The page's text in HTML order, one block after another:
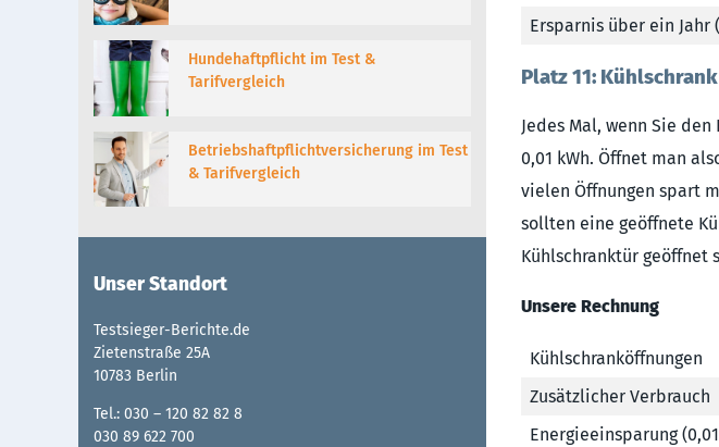
Ersparnis über ein Jahr
Platz 11:
Jedes Mal, wenn Sie
0,01 kWh. Öffnet man
vielen Öffnungen spart
sollten eine geöffnete
Kühlschranktür geöffnet
Unsere Rechnung
Kühlschranköffnungen
Zusätzlicher Verbrauch
Energieeinsparung (0,01
Hundehaftpflicht im Test &
Tarifvergleich
Betriebshaftpflichtversicherung im Test
& Tarifvergleich
Unser Standort
Testsieger-Berichte.de
Zietenstraße 25A
10783 Berlin
Tel.: 030 – 120 82 82 8
030 89 622 700